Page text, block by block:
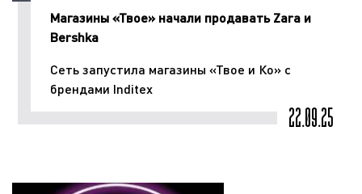
Магазины «Твое» начали продавать Zara и
Bershka
Сеть запустила магазины «Твое и Ко» с
брендами Inditex
22.09.25